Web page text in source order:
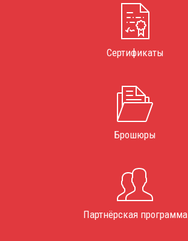
Сертификаты
Брошюры
Партнёрская программа